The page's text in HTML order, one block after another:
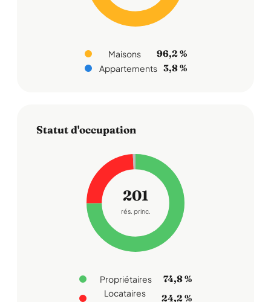
Maisons 96,2 %
Appartements 3,8 %
Statut d'occupation
201
rés. princ.
Propriétaires 74,8 %
Locataires 24,2 %